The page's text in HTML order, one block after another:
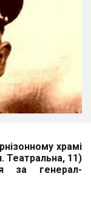
храмі
Театральна, 11)
за генерал-